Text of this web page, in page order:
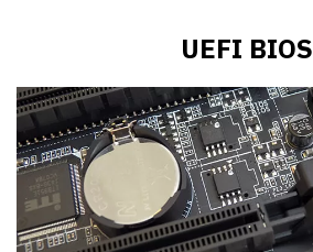
UEFI BIOS